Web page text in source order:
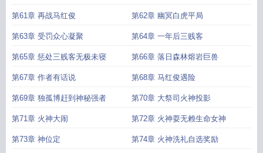
第61章 再战马红俊 第62章 幽冥白虎平局
第63章 受罚众心凝聚 第64章 一年后三贱客
第65章 惩处三贱客无极未寝 第66章 落日森林熔岩巨兽
第67章 作者有话说 第68章 马红俊遇险
第69章 独孤博赶到神秘强者 第70章 大祭司火神投影
第71章 火神大闹 第72章 火神耍无赖生命女神
第73章 神位定 第74章 火神洗礼自选奖励